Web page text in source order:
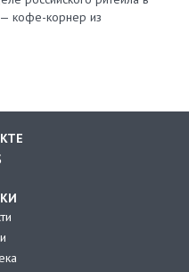
— кофе-корнер из